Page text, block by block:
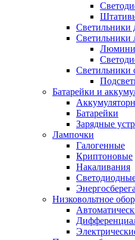
Светильники
Светильники
Батарейки и
Батарейки
Зарядные
Лампочки
Галогенные
Криптоновые
Накаливания
Низковольтное